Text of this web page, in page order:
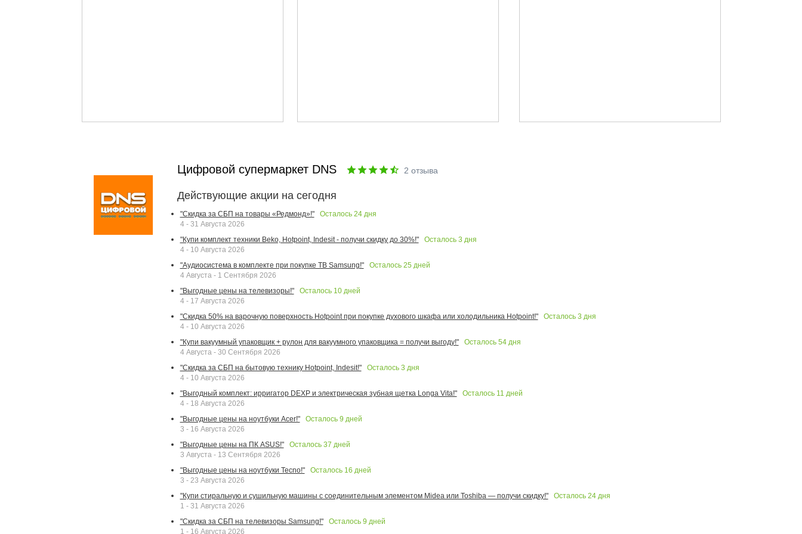
Цифровой супермаркет DNS 2 отзыва
Действующие акции на сегодня
"Скидка за СБП на товары «Редмонд»!" Осталось 24дня
4 - 31 Августа 2026
"Купи комплект техники Beko, Hotpoint, Indesit - получи скидку до 30%!"
Осталось 3 дня
4 - 10 Августа 2026
"Аудиосистема в комплекте при покупке ТВ Samsung!"
Осталось 25 дней
4 Августа - 1 Сентября 2026
"Выгодные цены на телевизоры!"
Осталось 10дней
4 - 17 Августа 2026
"Скидка 50% на варочную поверхность Hotpoint при покупке духового шкафа или холодильника Hotpoint!"
Осталось 3 дня
4 - 10 Августа 2026
"Купи вакуумный упаковщик + рулон для вакуумного упаковщика = получи выгоду!"
Осталось 54дня
4 Августа - 30 Сентября 2026
"Скидка за СБП на бытовую технику Hotpoint, Indesit!"
Осталось 3 дня
4 - 10 Августа 2026
"Выгодный комплект: ирригатор DEXP и электрическая зубная щетка Longa Vita!"
Осталось 11 дней
4 - 18 Августа 2026
"Выгодные цены на ноутбуки Acer!"
Осталось 9 дней
3 - 16 Августа 2026
"Выгодные цены на ПК ASUS!"
Осталось 37 дней
3 Августа - 13 Сентября 2026
"Выгодные цены на ноутбуки Tecno!"
Осталось 16 дней
3 - 23 Августа 2026
"Купи стиральную и сушильную машины с соединительным элементом Midea или Toshiba — получи скидку!"
Осталось 24дня
1 - 31 Августа 2026
"Скидка за СБП на телевизоры Samsung!"
Осталось 9 дней
1 - 16 Августа 2026